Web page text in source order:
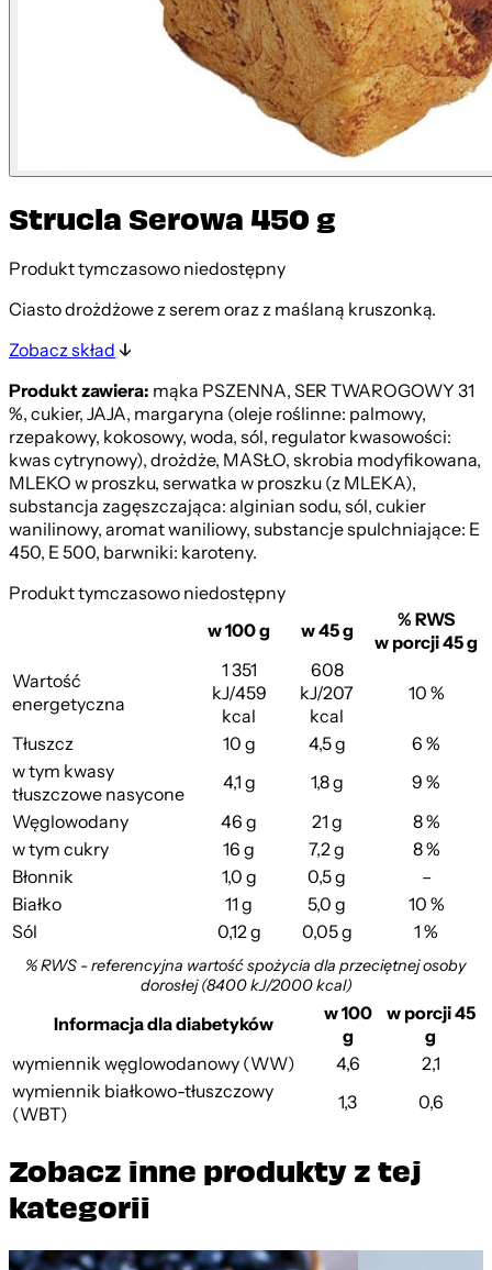
Strucla Serowa 450 g
Produkt tymczasowo niedostępny
Ciasto drożdżowe z serem oraz z maślaną kruszonką.
Zobacz skład
Produkt zawiera: mąka PSZENNA, SER TWAROGOWY 31
%, cukier, JAJA, margaryna (oleje roślinne: palmowy,
rzepakowy, kokosowy, woda, sól, regulator kwasowości:
kwas cytrynowy), drożdże, MASŁO, skrobia modyfikowana,
MLEKO w proszku, serwatka w proszku (z MLEKA),
substancja zagęszczająca: alginian sodu, sól, cukier
wanilinowy, aromat waniliowy, substancje spulchniające: E
450, E 500, barwniki: karoteny.
Produkt tymczasowo niedostępny
w 100 g
w 45 g
% RWS
w porcji 45 g
Wartość
energetyczna
1 351
kJ/459
kcal
608
kJ/207
kcal
10 %
Tłuszcz 10 g 4,5 g
6 %
w tym kwasy
tłuszczowe nasycone
4,1 g 1,8 g
9 %
Węglowodany
46 g 21 g
8 %
w tym cukry
16 g 7,2 g
8 %
Błonnik
1,0 g 0,5 g
–
Białko
11 g 5,0 g
10 %
Sól
0,12 g 0,05 g 1 %
% RWS - referencyjna wartość spożycia dla przeciętnej osoby
dorosłej (8400 kJ/2000 kcal)
Informacja dla diabetyków
w 100
g
w porcji 45
g
wymiennik węglowodanowy (WW)
4,6
2,1
wymiennik białkowo-tłuszczowy
(WBT)
1,3 0,6
Zobacz inne produkty z tej
kategorii